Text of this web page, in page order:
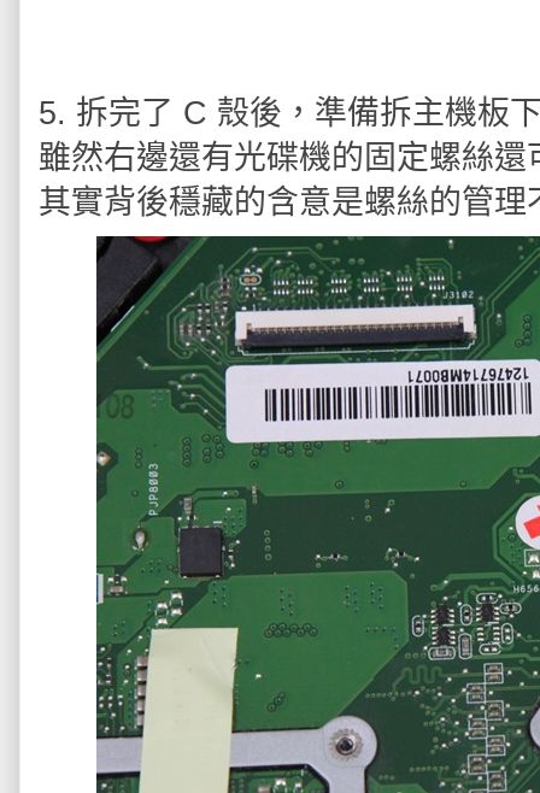
5. 拆完了 C 殼後，準備拆主機板
雖然右邊還有光碟機的固定螺絲
其實背後穩藏的含意是螺絲的管